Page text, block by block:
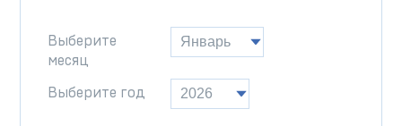
Выберите
месяц
Выберите год